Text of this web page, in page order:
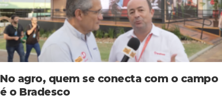
No agro, quem se conecta com o campo
é o Bradesco